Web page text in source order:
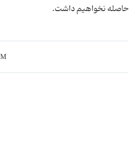
حاصله نخواهیم داشت.